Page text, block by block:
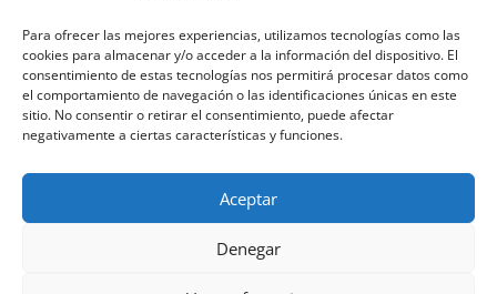
Para ofrecer las mejores experiencias, utilizamos tecnologías como las
cookies para almacenar y/o acceder a la información del dispositivo. El
consentimiento de estas tecnologías nos permitirá procesar datos como
el comportamiento de navegación o las identificaciones únicas en este
sitio. No consentir o retirar el consentimiento, puede afectar
negativamente a ciertas características y funciones.
Aceptar
Denegar
PERSONALIZADA?
AVISO LEGAL
POLÍTICA DE PRIVACIDAD
POLÍTICA DE COOKIES